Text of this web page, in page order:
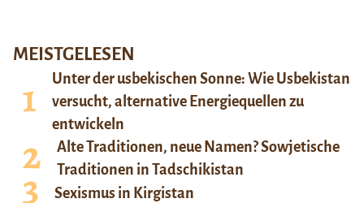
MEISTGELESEN
Unter der usbekischen Sonne: Wie Usbekistan
versucht, alternative Energiequellen zu
entwickeln
Alte Traditionen, neue Namen? Sowjetische
Traditionen in Tadschikistan
Sexismus in Kirgistan